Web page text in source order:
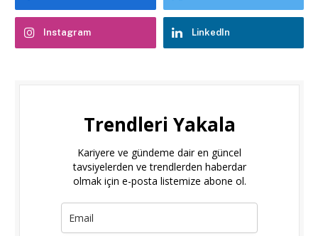
Instagram LinkedIn
Trendleri Yakala
Kariyere ve gündeme dair en güncel
tavsiyelerden ve trendlerden haberdar
olmak için e-posta listemize abone ol.